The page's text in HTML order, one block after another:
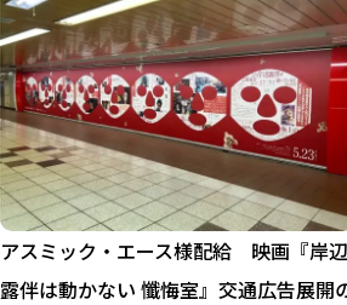
アスミック・エース様配給 映画『岸辺
露伴は動かない 懺悔室』交通広告展開